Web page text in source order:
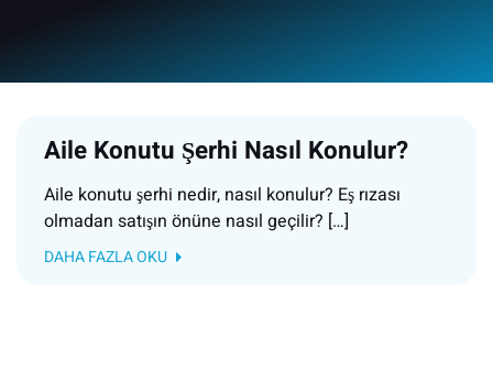
Aile Konutu Şerhi Nasıl Konulur?
Aile konutu şerhi nedir, nasıl konulur? Eş rızası
olmadan satışın önüne nasıl geçilir? […]
DAHA FAZLA OKU